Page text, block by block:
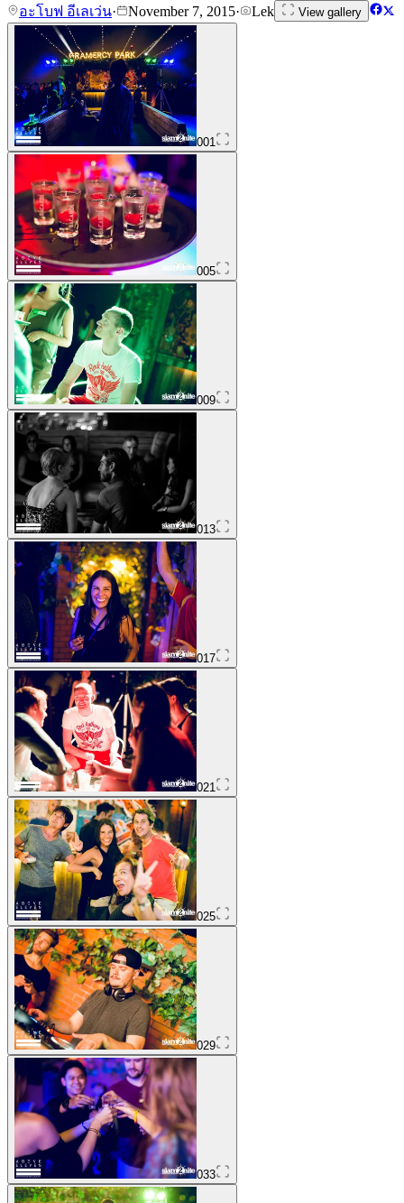
อะโบฟ อีเลเว่น· November 7, 2015· Lek View gallery
001
005
009
013
017
021
025
029
033